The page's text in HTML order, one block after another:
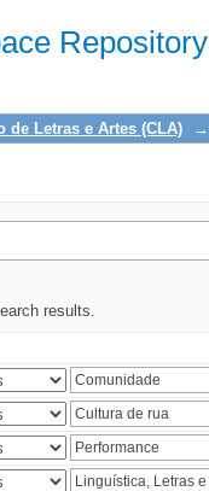
Repository
de Letras e Artes (CLA) →
results.